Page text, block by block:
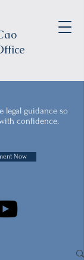
legal guidance so
confidence.
Now